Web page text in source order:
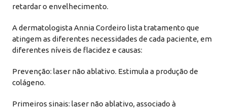
retardar o envelhecimento.
A dermatologista Annia Cordeiro lista tratamento que
atingem as diferentes necessidades de cada paciente, em
diferentes níveis de flacidez e causas:
Prevenção: laser não ablativo. Estimula a produção de
colágeno.
Primeiros sinais: laser não ablativo, associado à